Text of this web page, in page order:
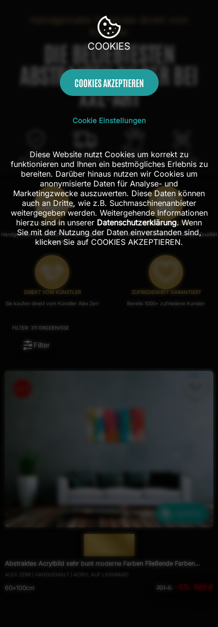
Handgemalte Originale direkt vom
Künstler
DIE BELIEBTESTEN
ABSTRAKTEN BILDER BEI
XXL-ART
100 Tage
Rückgaberecht
Kostenloser
Versand in DE
100% echte
Handarbeit
Mit AR
Probehängen
ORIGINALE
Handgemalte Unikate auf Leinwand, Signiert
vom Künstler.
PREMIUM-QUALITÄT
Hochwertige Materialien in Künstler-Qualität
DIREKT VOM KÜNSTLER
Sie kaufen direkt vom Künstler Alex Zerr
ZUFRIEDENHEIT GARANTIERT
Bereits 1000+ zufriedene Kunden
FILTER: 311 ERGEBNISSE
Filter
Abstraktes Acrylbild sehr bunt moderne Farben Fließende Farben
Mischtechnik modern bunt zeitgenössisch
ALEX ZERR | HANDGEMALT | ACRYL AUF LEINWAND
60×100cm 701 € -5% 666 €
COOKIES
COOKIES AKZEPTIEREN
Cookie Einstellungen
Diese Website nutzt Cookies um korrekt zu
funktionieren und Ihnen ein bestmögliches Erlebnis zu
bereiten. Darüber hinaus nutzen wir Cookies um
anonymisierte Daten für Analyse- und
Marketingzwecke auszuwerten. Diese Daten können
auch an Dritte, wie z.B. Suchmaschinenanbieter
weitergegeben werden. Weitergehende Informationen
hierzu sind in unserer Datenschutzerklärung. Wenn
Sie mit der Nutzung der Daten einverstanden sind,
klicken Sie auf COOKIES AKZEPTIEREN.